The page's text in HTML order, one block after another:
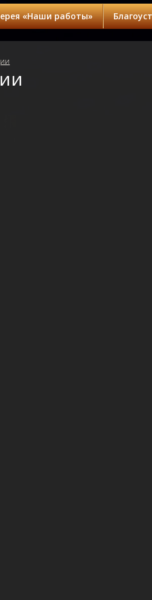
«Наши работы»